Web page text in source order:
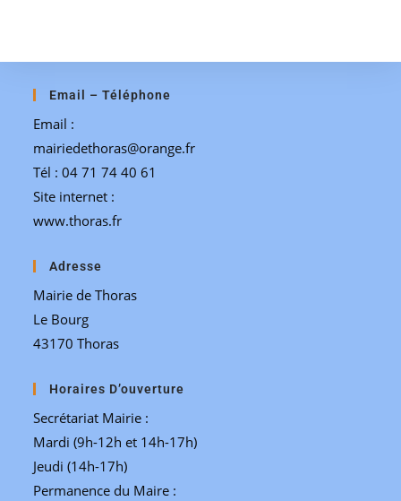
Email – Téléphone
Email :
mairiedethoras@orange.fr
Tél : 04 71 74 40 61
Site internet :
www.thoras.fr
Adresse
Mairie de Thoras
Le Bourg
43170 Thoras
Horaires D’ouverture
Secrétariat Mairie :
Mardi (9h-12h et 14h-17h)
Jeudi (14h-17h)
Permanence du Maire :